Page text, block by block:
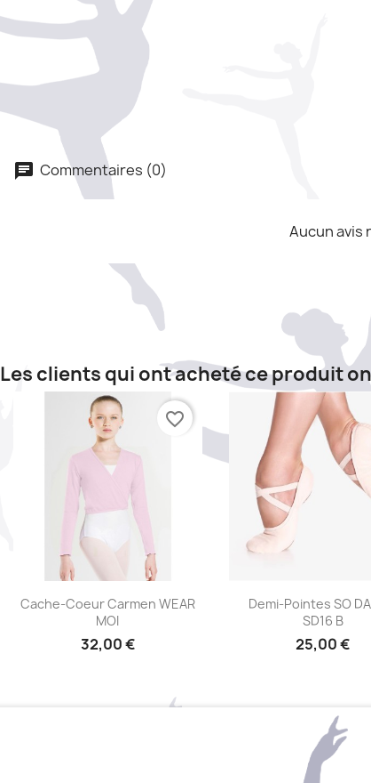
Commentaires (0)
Aucun avis
Les clients qui ont acheté ce produit
Aperçu rapide
Cache-Coeur Carmen WEAR
MOI
32,00 €
favorite_border
Aperçu
Demi-Pointes SO
SD16 B
25,00 €